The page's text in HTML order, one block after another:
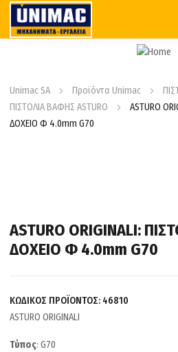
Unimac SA Προϊόντα Unimac
ΠΙΣΤΟΛΙΑ ΒΑΦΗΣ ASTURO
ASTURO
ΔΟΧΕΙΟ Φ 4.0mm G70
ASTURO ORIGINALI:
ΔΟΧΕΙΟ Φ 4.0mm G70
ΚΩΔΙΚΟΣ ΠΡΟΪΟΝΤΟΣ: 46810
ASTURO ORIGINALI
Τύπος: G70